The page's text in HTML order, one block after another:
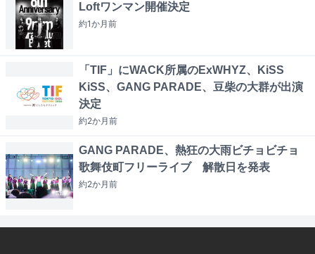
Loftワンマン開催決定
約1か月前
「TIF」にWACK所属のExWHYZ、KiSS
KiSS、GANG PARADE、豆柴の大群が出演
決定
約2か月前
GANG PARADE、熱狂の大雨ビチョビチョ
歌舞伎町フリーライブ 解散日を発表
約2か月前